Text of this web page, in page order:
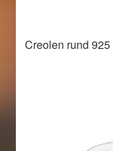
Creolen rund